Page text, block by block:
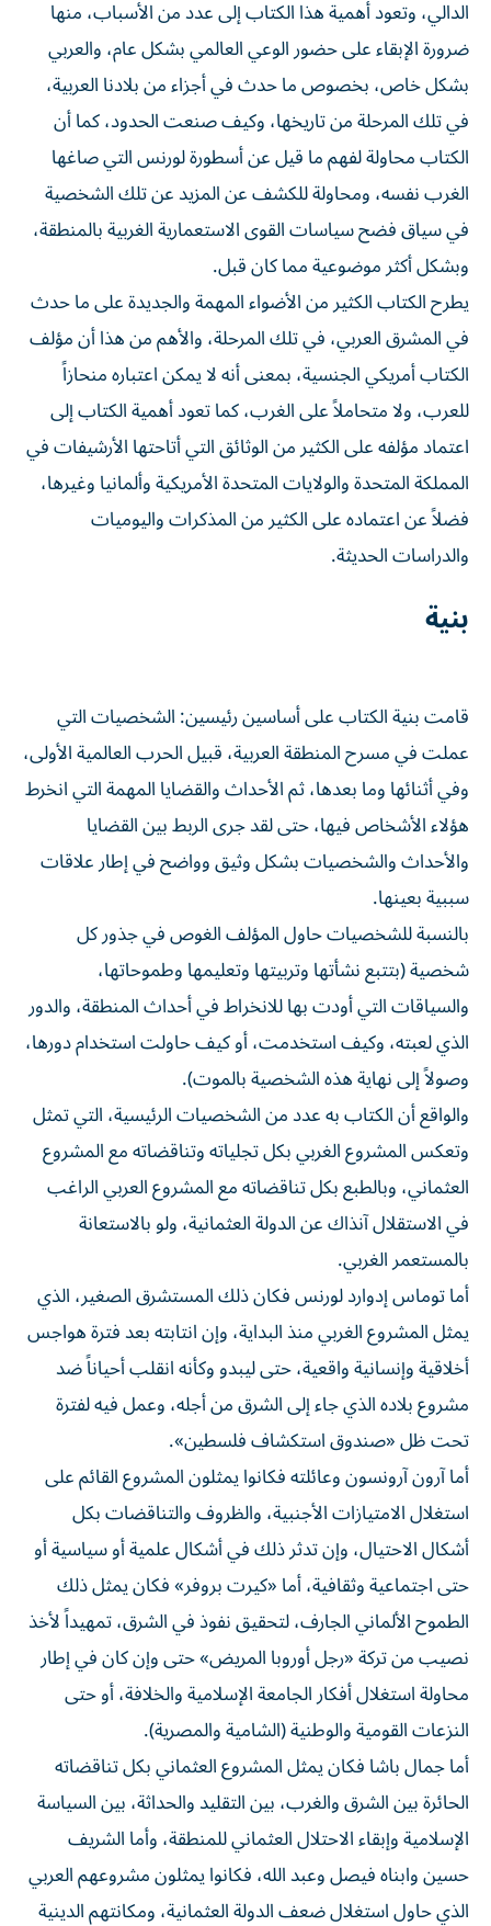
الدالي، وتعود أهمية هذا الكتاب إلى عدد من الأسباب، منها
ضرورة الإبقاء على حضور الوعي العالمي بشكل عام، والعربي
بشكل خاص، بخصوص ما حدث في أجزاء من بلادنا العربية،
في تلك المرحلة من تاريخها، وكيف صنعت الحدود، كما أن
الكتاب محاولة لفهم ما قيل عن أسطورة لورنس التي صاغها
الغرب نفسه، ومحاولة للكشف عن المزيد عن تلك الشخصية
في سياق فضح سياسات القوى الاستعمارية الغربية بالمنطقة،
وبشكل أكثر موضوعية مما كان قبل.
يطرح الكتاب الكثير من الأضواء المهمة والجديدة على ما حدث
في المشرق العربي، في تلك المرحلة، والأهم من هذا أن مؤلف
الكتاب أمريكي الجنسية، بمعنى أنه لا يمكن اعتباره منحازاً
للعرب، ولا متحاملاً على الغرب، كما تعود أهمية الكتاب إلى
اعتماد مؤلفه على الكثير من الوثائق التي أتاحتها الأرشيفات في
المملكة المتحدة والولايات المتحدة الأمريكية وألمانيا وغيرها،
فضلاً عن اعتماده على الكثير من المذكرات واليوميات
والدراسات الحديثة.
بنية
قامت بنية الكتاب على أساسين رئيسين: الشخصيات التي
عملت في مسرح المنطقة العربية، قبيل الحرب العالمية الأولى،
وفي أثنائها وما بعدها، ثم الأحداث والقضايا المهمة التي انخرط
هؤلاء الأشخاص فيها، حتى لقد جرى الربط بين القضايا
والأحداث والشخصيات بشكل وثيق وواضح في إطار علاقات
سببية بعينها.
بالنسبة للشخصيات حاول المؤلف الغوص في جذور كل
شخصية (بتتبع نشأتها وتربيتها وتعليمها وطموحاتها،
والسياقات التي أودت بها للانخراط في أحداث المنطقة، والدور
الذي لعبته، وكيف استخدمت، أو كيف حاولت استخدام دورها،
وصولاً إلى نهاية هذه الشخصية بالموت).
والواقع أن الكتاب به عدد من الشخصيات الرئيسية، التي تمثل
وتعكس المشروع الغربي بكل تجلياته وتناقضاته مع المشروع
العثماني، وبالطبع بكل تناقضاته مع المشروع العربي الراغب
في الاستقلال آنذاك عن الدولة العثمانية، ولو بالاستعانة
بالمستعمر الغربي.
أما توماس إدوارد لورنس فكان ذلك المستشرق الصغير، الذي
يمثل المشروع الغربي منذ البداية، وإن انتابته بعد فترة هواجس
أخلاقية وإنسانية واقعية، حتى ليبدو وكأنه انقلب أحياناً ضد
مشروع بلاده الذي جاء إلى الشرق من أجله، وعمل فيه لفترة
تحت ظل «صندوق استكشاف فلسطين».
أما آرون آرونسون وعائلته فكانوا يمثلون المشروع القائم على
استغلال الامتيازات الأجنبية، والظروف والتناقضات بكل
أشكال الاحتيال، وإن تدثر ذلك في أشكال علمية أو سياسية أو
حتى اجتماعية وثقافية، أما «كيرت بروفر» فكان يمثل ذلك
الطموح الألماني الجارف، لتحقيق نفوذ في الشرق، تمهيداً لأخذ
نصيب من تركة «رجل أوروبا المريض» حتى وإن كان في إطار
محاولة استغلال أفكار الجامعة الإسلامية والخلافة، أو حتى
النزعات القومية والوطنية (الشامية والمصرية).
أما جمال باشا فكان يمثل المشروع العثماني بكل تناقضاته
الحائرة بين الشرق والغرب، بين التقليد والحداثة، بين السياسة
الإسلامية وإبقاء الاحتلال العثماني للمنطقة، وأما الشريف
حسين وابناه فيصل وعبد الله، فكانوا يمثلون مشروعهم العربي
الذي حاول استغلال ضعف الدولة العثمانية، ومكانتهم الدينية